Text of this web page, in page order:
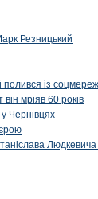
Резницький
полився із
мріяв 60 років
Чернівцях